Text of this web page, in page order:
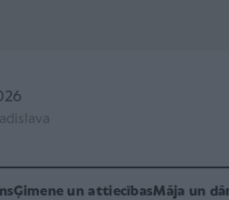
Ģimene un attiecībasMāja un